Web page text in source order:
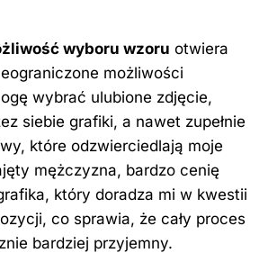
wyboru wzoru otwiera
możliwości
wybrać ulubione zdjęcie,
siebie grafiki, a nawet zupełnie
które odzwierciedlają moje
mężczyzna, bardzo cenię
który doradza mi w kwestii
co sprawia, że cały proces
bardziej przyjemny.